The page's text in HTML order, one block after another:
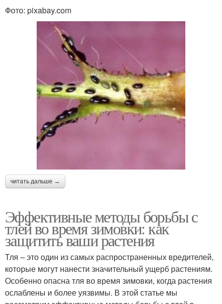
Фото: pixabay.com
читать дальше →
Эффективные методы борьбы с
тлей во время зимовки: как
защитить ваши растения
Тля – это один из самых распространенных вредителей,
которые могут нанести значительный ущерб растениям.
Особенно опасна тля во время зимовки, когда растения
ослаблены и более уязвимы. В этой статье мы